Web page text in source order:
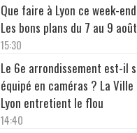
Que faire à Lyon ce week-
Les bons plans du 7 au 9 août
15:30
Le 6e arrondissement est-il
équipé en caméras ? La Ville
Lyon entretient le flou
14:40